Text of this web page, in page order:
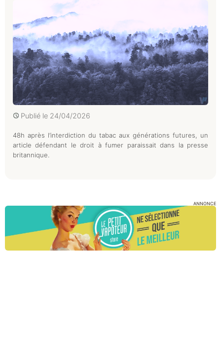
Publié le 24/04/2026
48h après l’interdiction du tabac aux générations futures, un
article défendant le droit à fumer paraissait dans la presse
britannique.
ANNONCE